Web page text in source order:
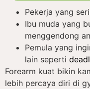
Pekerja yang
Ibu muda yang
menggendong
Pemula yang
lain seperti
Forearm kuat bikin
lebih percaya diri di